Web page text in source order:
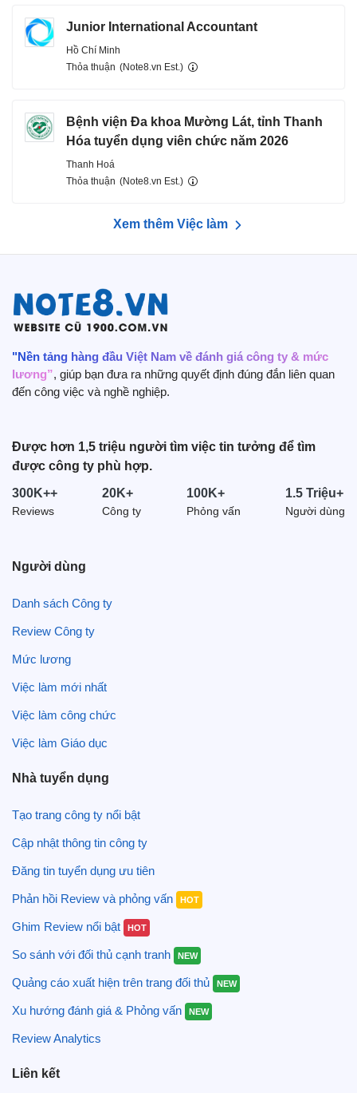
Junior International Accountant
Hồ Chí Minh
Thỏa thuận (Note8.vn Est.)
Bệnh viện Đa khoa Mường Lát, tỉnh Thanh
Hóa tuyển dụng viên chức năm 2026
Thanh Hoá
Thỏa thuận (Note8.vn Est.)
Xem thêm Việc làm
"Nền tảng hàng đầu Việt Nam về đánh giá công ty & mức
lương”, giúp bạn đưa ra những quyết định đúng đắn liên quan
đến công việc và nghề nghiệp.
Được hơn 1,5 triệu người tìm việc tin tưởng để tìm
được công ty phù hợp.
300K++
Reviews
20K+
Công ty
100K+
Phỏng vấn
1.5 Triệu+
Người dùng
Người dùng
Danh sách Công ty
Review Công ty
Mức lương
Việc làm mới nhất
Việc làm công chức
Việc làm Giáo dục
Nhà tuyển dụng
Tạo trang công ty nổi bật
Cập nhật thông tin công ty
Đăng tin tuyển dụng ưu tiên
Phản hồi Review và phỏng vấn HOT
Ghim Review nổi bật HOT
So sánh với đối thủ cạnh tranh NEW
Quảng cáo xuất hiện trên trang đối thủ NEW
Xu hướng đánh giá & Phỏng vấn NEW
Review Analytics
Liên kết